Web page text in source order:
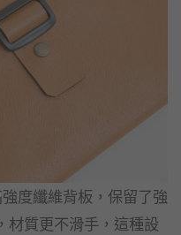
度纖維背板，保留了強
材質更不滑手，這種設